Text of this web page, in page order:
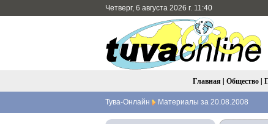
Четверг, 6 августа 2026 г. 11:40
Главная | Общество|
Тува-Онлайн Материалы за 20.08.2008